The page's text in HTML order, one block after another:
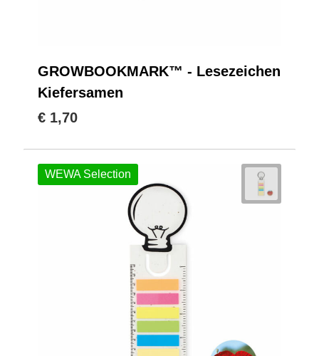
GROWBOOKMARK™ - Lesezeichen
Kiefersamen
€ 1,70
WEWA Selection